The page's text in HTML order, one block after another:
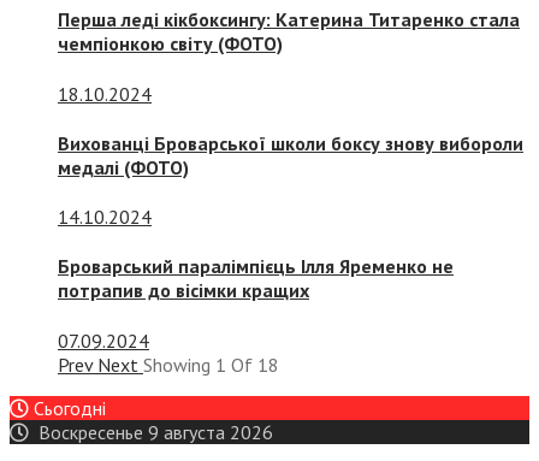
Перша леді кікбоксингу: Катерина Титаренко стала
чемпіонкою світу (ФОТО)
18.10.2024
Вихованці Броварської школи боксу знову вибороли
медалі (ФОТО)
14.10.2024
Броварський паралімпієць Ілля Яременко не
потрапив до вісімки кращих
07.09.2024
Prev Next Showing 1 Of 18
Сьогодні
Воскресенье 9 августа 2026